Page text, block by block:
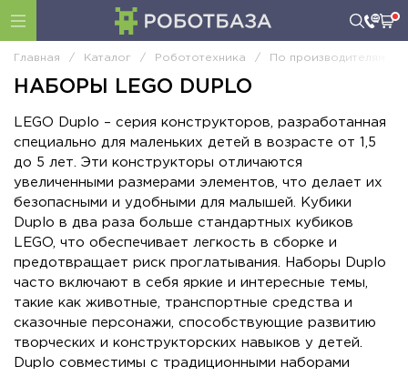
Главная / Каталог / Робототехника / По производителям
НАБОРЫ LEGO DUPLO
LEGO Duplo – серия конструкторов, разработанная
специально для маленьких детей в возрасте от 1,5
до 5 лет. Эти конструкторы отличаются
увеличенными размерами элементов, что делает их
безопасными и удобными для малышей. Кубики
Duplo в два раза больше стандартных кубиков
LEGO, что обеспечивает легкость в сборке и
предотвращает риск проглатывания. Наборы Duplo
часто включают в себя яркие и интересные темы,
такие как животные, транспортные средства и
сказочные персонажи, способствующие развитию
творческих и конструкторских навыков у детей.
Duplo совместимы с традиционными наборами